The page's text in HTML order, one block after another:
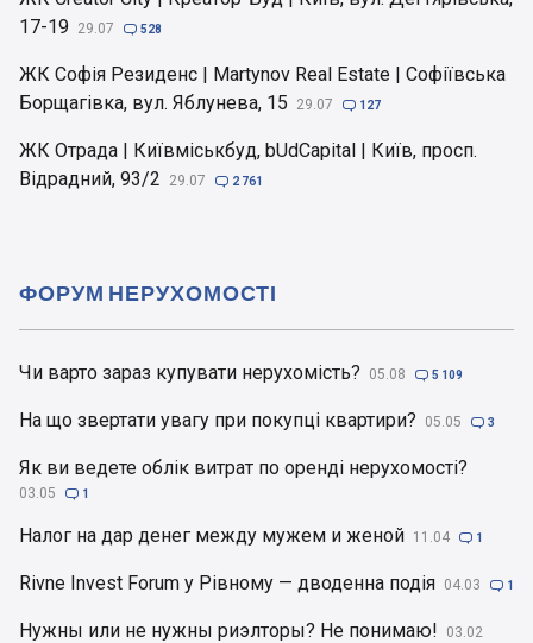
17-19 29.07  528
ЖК Софія Резиденс | Martynov Real Estate | Софіївська
Борщагівка, вул. Яблунева, 15
29.07  127
ЖК Отрада | Київміськбуд, bUdCapital | Київ, просп.
Відрадний, 93/2
29.07  2 761
Чи варто зараз купувати нерухомість? 05.08  5 109
На що звертати увагу при покупці квартири? 05.05  3
Як ви ведете облік витрат по оренді нерухомості?
03.05  1
Налог на дар денег между мужем и женой 11.04  1
Rivne Invest Forum у Рівному — дводенна подія 04.03  1
Нужны или не нужны риэлторы? Не понимаю! 03.02
ФОРУМ НЕРУХОМОСТІ